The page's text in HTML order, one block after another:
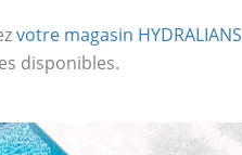
votre magasin HYDRALIANS
disponibles.